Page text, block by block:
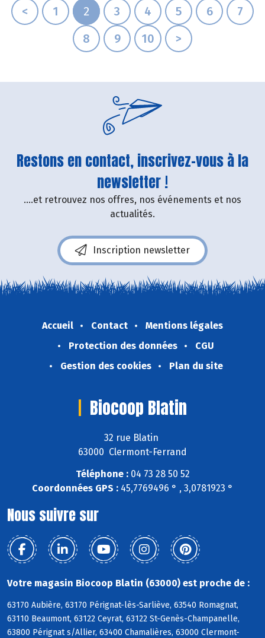
< 1 2 3 4 5 6
7
8
9 10 >
Restons en contact, inscrivez-vous à la
newsletter !
....et retrouvez nos offres, nos événements et nos
actualités.
Inscription newsletter
Accueil Contact
Mentions légales
Protection des données
CGU
Gestion des cookies
Plan du site
Biocoop Blatin
32 rue Blatin
63000 Clermont-Ferrand
Téléphone :04 73 28 50 52
Coordonnées GPS : 45,7769496 ° , 3,0781923 °
Nous suivre sur
Votre magasin Biocoop Blatin (63000) est proche de :
63170 Aubière, 63170 Pérignat-lès-Sarliève, 63540 Romagnat,
63110 Beaumont, 63122 Ceyrat, 63122 St-Genès-Champanelle,
63800 Pérignat s/Allier, 63400 Chamalières, 63000 Clermont-